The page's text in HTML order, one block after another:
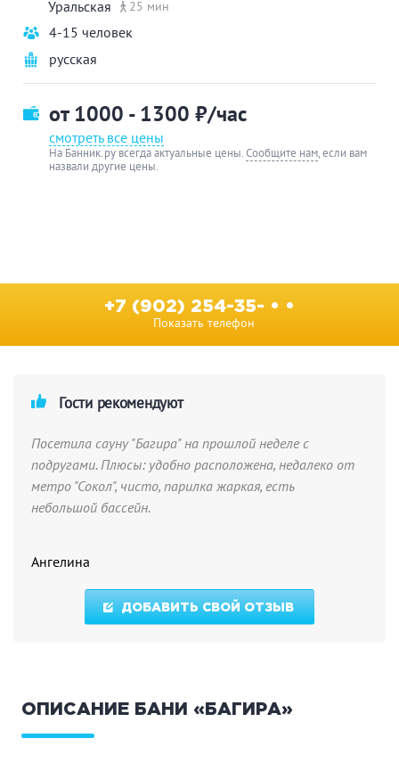
Уральская
25 мин
4-15 человек
русская
от 1000 - 1300 ₽/час
смотреть все цены
На Банник.ру всегда актуальные цены.Сообщите нам, если вам
назвали другие цены.
+7 (902) 254-35- • •
Показать телефон
ОПИСАНИЕ БАНИ «БАГИРА»
Гости рекомендуют
Посетила сауну "Багира" на прошлой неделе с
подругами. Плюсы: удобно расположена, недалеко от
метро "Сокол", чисто, парилка жаркая, есть
небольшой бассейн.
Ангелина
ДОБАВИТЬ СВОЙ ОТЗЫВ